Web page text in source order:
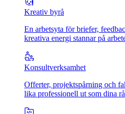
Kreativ byrå
En arbetsyta för briefer,
kreativa energi stannar på
Konsultverksamhet
Offerter, projektspårning och
lika professionell ut som dina